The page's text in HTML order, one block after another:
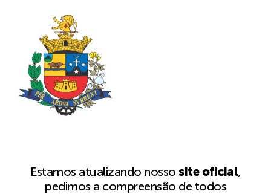
Estamos atualizando nossosite oficial,
pedimos a compreensão de todos